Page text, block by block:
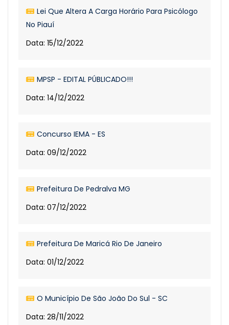
Lei Que Altera A Carga Horário Para Psicólogo
No Piauí
Data: 15/12/2022
MPSP - EDITAL PÚBLICADO!!!
Data: 14/12/2022
Concurso IEMA - ES
Data: 09/12/2022
Prefeitura De Pedralva MG
Data: 07/12/2022
Prefeitura De Maricá Rio De Janeiro
Data: 01/12/2022
O Município De São João Do Sul - SC
Data: 28/11/2022